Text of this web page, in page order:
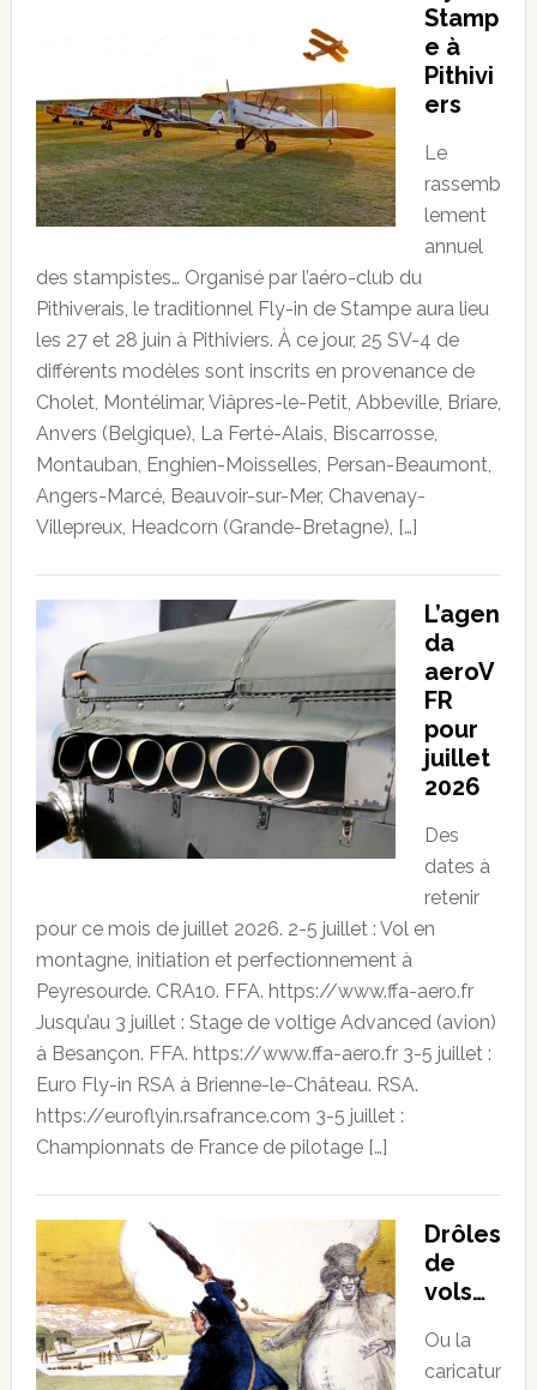
Stamp
e à
Pithivi
ers
Le
rassemb
lement
annuel
des stampistes… Organisé par l’aéro-club du
Pithiverais, le traditionnel Fly-in de Stampe aura lieu
les 27 et 28 juin à Pithiviers. À ce jour, 25 SV-4 de
différents modèles sont inscrits en provenance de
Cholet, Montélimar, Viâpres-le-Petit, Abbeville, Briare,
Anvers (Belgique), La Ferté-Alais, Biscarrosse,
Montauban, Enghien-Moisselles, Persan-Beaumont,
Angers-Marcé, Beauvoir-sur-Mer, Chavenay-
Villepreux, Headcorn (Grande-Bretagne), […]
L’agen
da
aeroV
FR
pour
juillet
2026
Des
dates à
retenir
pour ce mois de juillet 2026. 2-5 juillet : Vol en
montagne, initiation et perfectionnement à
Peyresourde. CRA10. FFA. https://www.ffa-aero.fr
Jusqu’au 3 juillet : Stage de voltige Advanced (avion)
à Besançon. FFA. https://www.ffa-aero.fr 3-5 juillet :
Euro Fly-in RSA à Brienne-le-Château. RSA.
https://euroflyin.rsafrance.com 3-5 juillet :
Championnats de France de pilotage […]
Drôles
de
vols…
Ou la
caricatur